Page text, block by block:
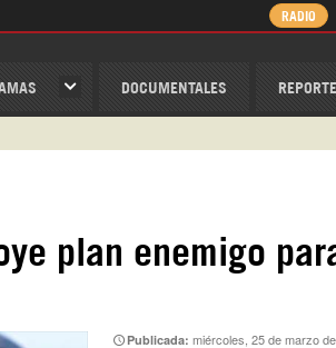
DOCUMENTALES
RADIO
plan enemigo
Publicada:miércoles, 25 de marzo